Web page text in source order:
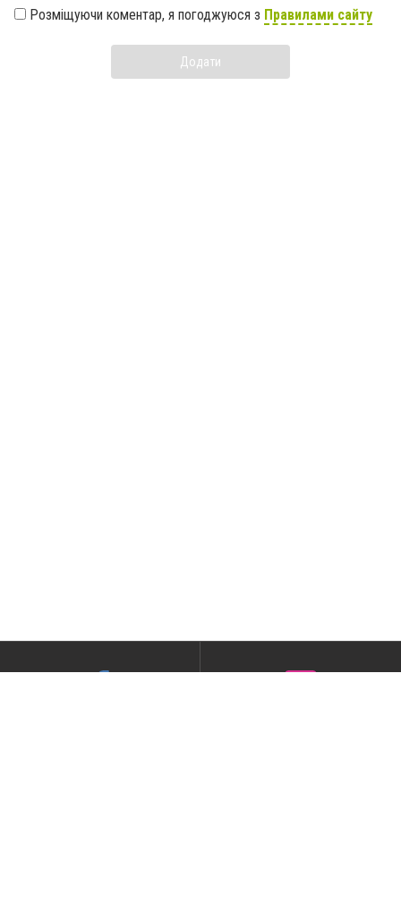
Розміщуючи коментар, я погоджуюся з Правилами сайту
Додати